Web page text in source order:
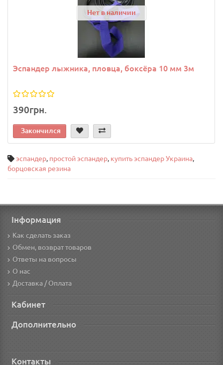
Нет в наличии
Эспандер лыжника, пловца, боксёра 10 мм 3м
390грн.
Закончился
эспандер, простой эспандер, купить эспандер Украина,
борцовская резина
Інформация
Как сделать заказ
Обмен, возврат товаров
Ответы на вопросы
О нас
Доставка / Оплата
Кабинет
Дополнительно
Контакты